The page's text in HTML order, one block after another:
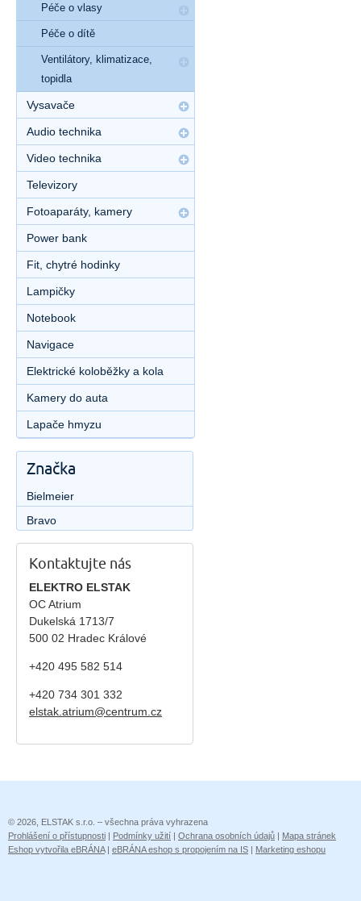
Péče o vlasy
Péče o dítě
Ventilátory, klimatizace,
topidla
Vysavače
Audio technika
Video technika
Televizory
Fotoaparáty, kamery
Power bank
Fit, chytré hodinky
Lampičky
Notebook
Navigace
Elektrické koloběžky a kola
Kamery do auta
Lapače hmyzu
Značka
Bielmeier
Bravo
Kontaktujte nás
ELEKTRO ELSTAK
OC Atrium
Dukelská 1713/7
500 02 Hradec Králové
+420 495 582 514
+420 734 301 332
elstak.atrium@centrum.cz
© 2026, ELSTAK s.r.o. – všechna práva vyhrazena
Prohlášení o přístupnosti | Podmínky užití | Ochrana osobních údajů | Mapa stránek
Eshop vytvořila eBRÁNA| eBRÁNA eshop s propojením na IS | Marketing eshopu